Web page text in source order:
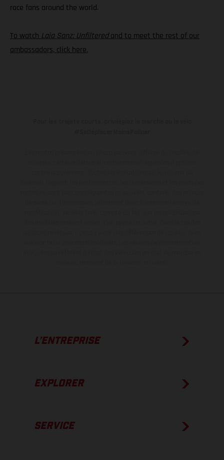
race fans around the world.
To watchLaia Sanz: Unfilteredand to meet the rest of our
ambassadors, click here.
L’ENTREPRISE
EXPLORER
SERVICE